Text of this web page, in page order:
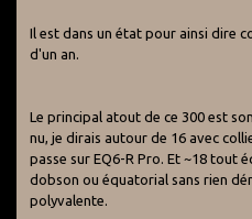
Il est dans un état pour ainsi dire
d'un an.
Le principal atout de ce 300 est
nu, je dirais autour de 16 avec
passe sur EQ6-R Pro. Et ~18 tout
dobson ou équatorial sans rien
polyvalente.